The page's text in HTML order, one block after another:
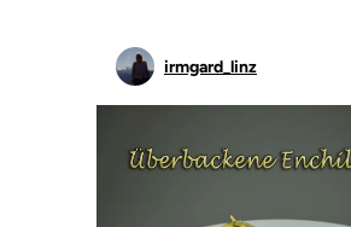
irmgard_linz